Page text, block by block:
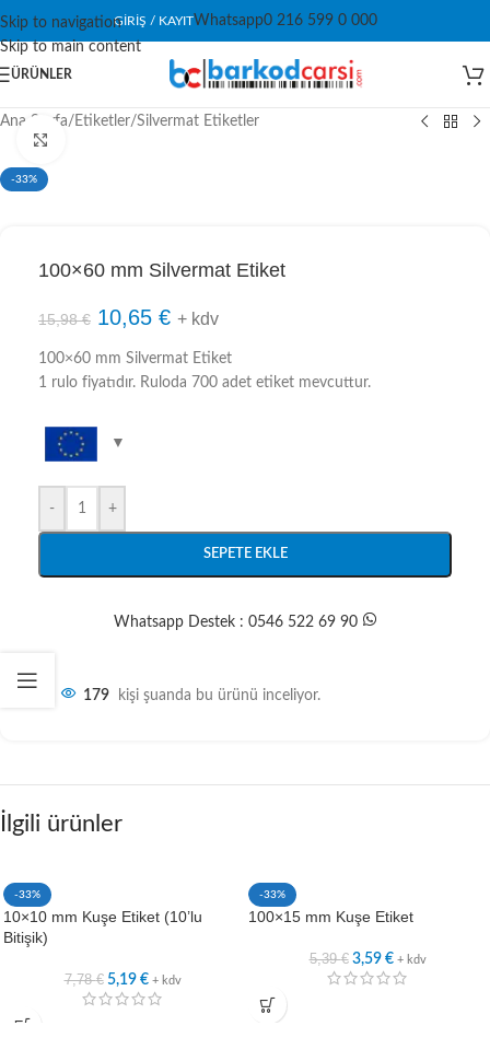
Skip to navigation
Skip to main content
GIRIŞ / KAYITWhatsapp0 216 599 0 000
ÜRÜNLER
Ana Sayfa/ Etiketler/Silvermat Etiketler
-33%
100×60 mm Silvermat Etiket
15,98€ 10,65 € + kdv
100×60 mm Silvermat Etiket
1 rulo fiyatıdır. Ruloda 700 adet etiket mevcuttur.
- +
SEPETE EKLE
Whatsapp Destek : 0546 522 69 90
179 kişi şuanda bu ürünü inceliyor.
İlgili ürünler
-33%
10×10 mm Kuşe Etiket (10’lu
Bitişik)
7,78€ 5,19 € + kdv
-33%
100×15 mm Kuşe Etiket
5,39€ 3,59 € + kdv